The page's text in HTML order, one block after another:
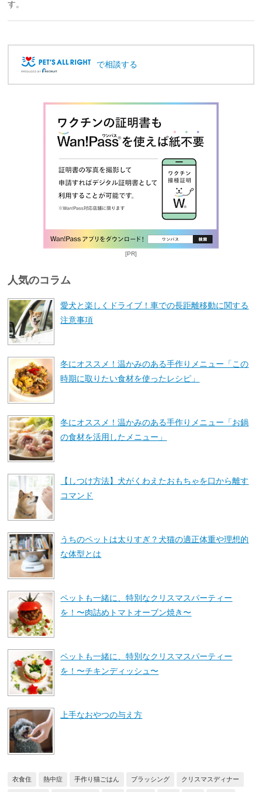
す。
で相談する
[PR]
人気のコラム
愛犬と楽しくドライブ！車での長距離移動に関する
注意事項
冬にオススメ！温かみのある手作りメニュー「この
時期に取りたい食材を使ったレシピ」
冬にオススメ！温かみのある手作りメニュー「お鍋
の食材を活用したメニュー」
【しつけ方法】犬がくわえたおもちゃを口から離す
コマンド
うちのペットは太りすぎ？犬猫の適正体重や理想的
な体型とは
ペットも一緒に、特別なクリスマスパーティー
を！〜肉詰めトマトオーブン焼き〜
ペットも一緒に、特別なクリスマスパーティー
を！〜チキンディッシュ〜
上手なおやつの与え方
衣食住 熱中症 手作り猫ごはん ブラッシング クリスマスディナー